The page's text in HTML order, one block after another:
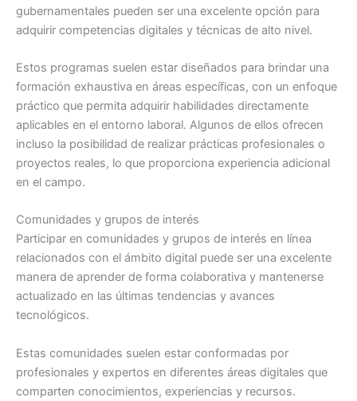
gubernamentales pueden ser una excelente opción para
adquirir competencias digitales y técnicas de alto nivel.
Estos programas suelen estar diseñados para brindar una
formación exhaustiva en áreas específicas, con un enfoque
práctico que permita adquirir habilidades directamente
aplicables en el entorno laboral. Algunos de ellos ofrecen
incluso la posibilidad de realizar prácticas profesionales o
proyectos reales, lo que proporciona experiencia adicional
en el campo.
Comunidades y grupos de interés
Participar en comunidades y grupos de interés en línea
relacionados con el ámbito digital puede ser una excelente
manera de aprender de forma colaborativa y mantenerse
actualizado en las últimas tendencias y avances
tecnológicos.
Estas comunidades suelen estar conformadas por
profesionales y expertos en diferentes áreas digitales que
comparten conocimientos, experiencias y recursos.